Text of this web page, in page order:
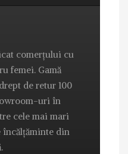
comerțului cu
femei. Gamă
de retur 100
uri în
cele mai mari
încălțăminte din